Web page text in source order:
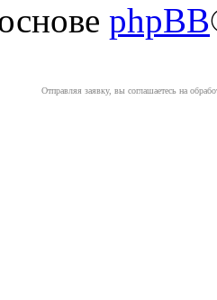
phpBB
Отправляя заявку, вы соглашаетесь на